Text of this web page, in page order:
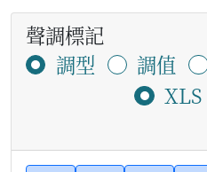
聲調標記
調型
調值
XLS